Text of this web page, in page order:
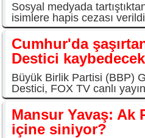
Sosyal medyada
isimlere hapis cezası
Cumhur'da
Destici
Büyük Birlik Partisi (BBP)
Destici, FOX TV canlı
Mansur Yavaş: Ak
içine siniyor?